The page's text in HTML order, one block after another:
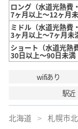
ロング（水道光熱費
7ヶ月以上～12ヶ月
ミドル（水道光熱費
3ヶ月以上～7ヶ月未
ショート（水道光熱
30日以上～90日未満
wifiあり
駅近
北海道 札幌市